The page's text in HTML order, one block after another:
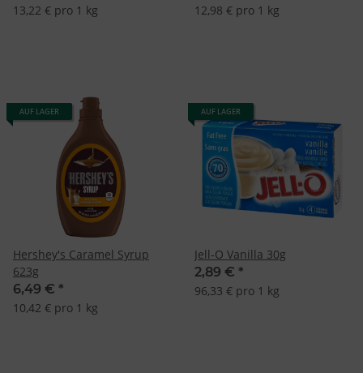
13,22 € pro 1 kg
12,98 € pro 1 kg
AUF LAGER
Hershey's Caramel Syrup
623g
6,49 € *
10,42 € pro 1 kg
AUF LAGER
Jell-O Vanilla 30g
2,89 € *
96,33 € pro 1 kg